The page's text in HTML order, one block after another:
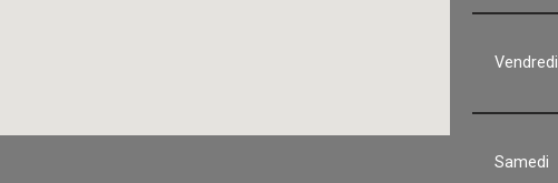
Vendredi
Samedi